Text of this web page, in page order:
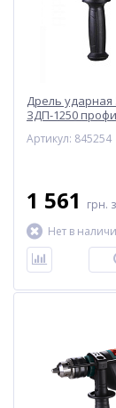
Дрель
ЗДП-1250 профи
Артикул: 845254
1 561 грн.
Нет в